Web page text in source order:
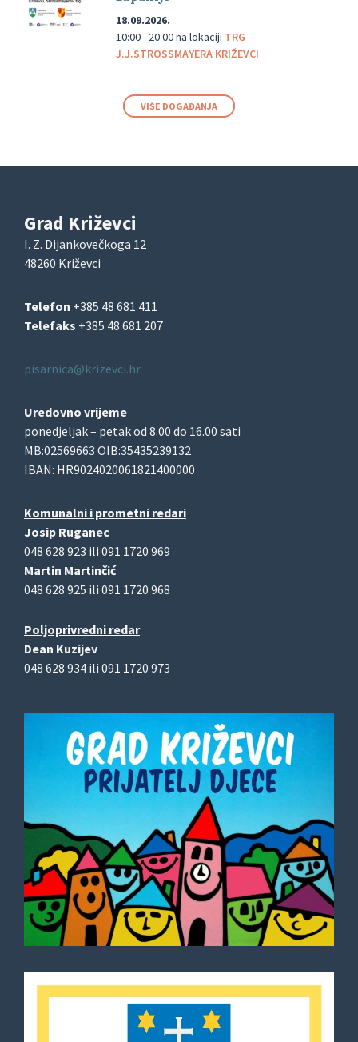
18.09.2026.
10:00 - 20:00na lokaciji TRG
J.J.STROSSMAYERA KRIŽEVCI
VIŠE DOGAĐANJA
Grad Križevci
I. Z. Dijankovečkoga 12
48260 Križevci
Telefon +385 48 681 411
Telefaks +385 48 681 207
pisarnica@krizevci.hr
Uredovno vrijeme
ponedjeljak – petak od 8.00 do 16.00 sati
MB:02569663 OIB:35435239132
IBAN: HR9024020061821400000
Komunalni i prometni redari
Josip Ruganec
048 628 923 ili 091 1720 969
Martin Martinčić
048 628 925 ili 091 1720 968
Poljoprivredni redar
Dean Kuzijev
048 628 934 ili 091 1720 973